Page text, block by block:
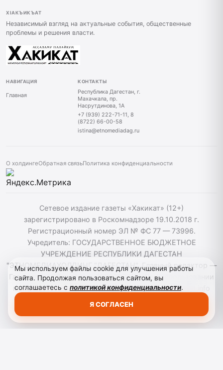
ХIАКЪИКЪАТ
Независимый взгляд на актуальные события, общественные
проблемы и решения власти.
НАВИГАЦИЯ
Главная
КОНТАКТЫ
Республика Дагестан, г.
Махачкала, пр.
Насрутдинова, 1А
+7 (939) 222-71-11, 8
(8722) 66-00-58
istina@etnomediadag.ru
О холдингеОбратная связьПолитика конфиденциальности
Сетевое издание газеты «Хакикат» (12+)
зарегистрировано в Роскомнадзоре 19.10.2018 г.
Регистрационный номер ЭЛ № ФС 77 — 73996.
Учредитель: ГОСУДАРСТВЕННОЕ БЮДЖЕТНОЕ
УЧРЕЖДЕНИЕ РЕСПУБЛИКИ ДАГЕСТАН
"ЭТНОМЕДИАХОЛДИНГ "ДАГЕСТАН". Главный редактор —
Гасанов Т. М. Телефон: +79392227111. При использовании
материалов сайта активная гиперссылка на hakikat.info
Мы используем файлы cookie для улучшения работы
сайта. Продолжая пользоваться сайтом, вы
соглашаетесь с политикой конфиденциальности.
Я СОГЛАСЕН